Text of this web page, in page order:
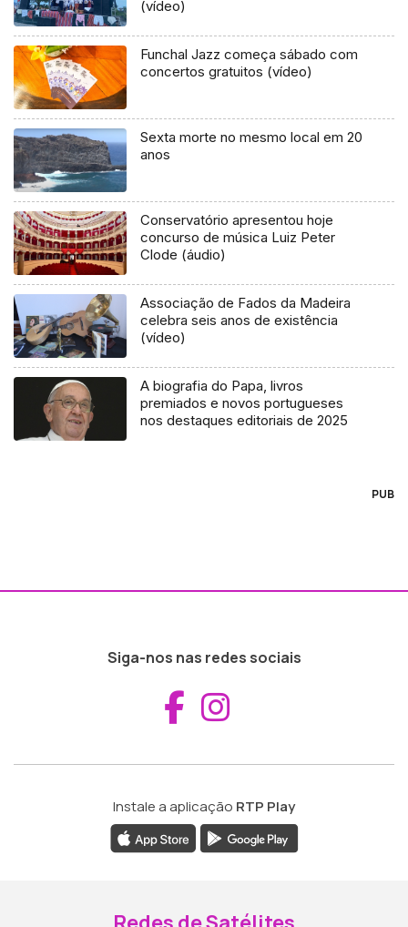
(vídeo)
Funchal Jazz começa sábado com
concertos gratuitos (vídeo)
Sexta morte no mesmo local em 20
anos
Conservatório apresentou hoje
concurso de música Luiz Peter
Clode (áudio)
Associação de Fados da Madeira
celebra seis anos de existência
(vídeo)
A biografia do Papa, livros
premiados e novos portugueses
nos destaques editoriais de 2025
PUB
Siga-nos nas redes sociais
Aceder ao
Instale a aplicação RTP Play